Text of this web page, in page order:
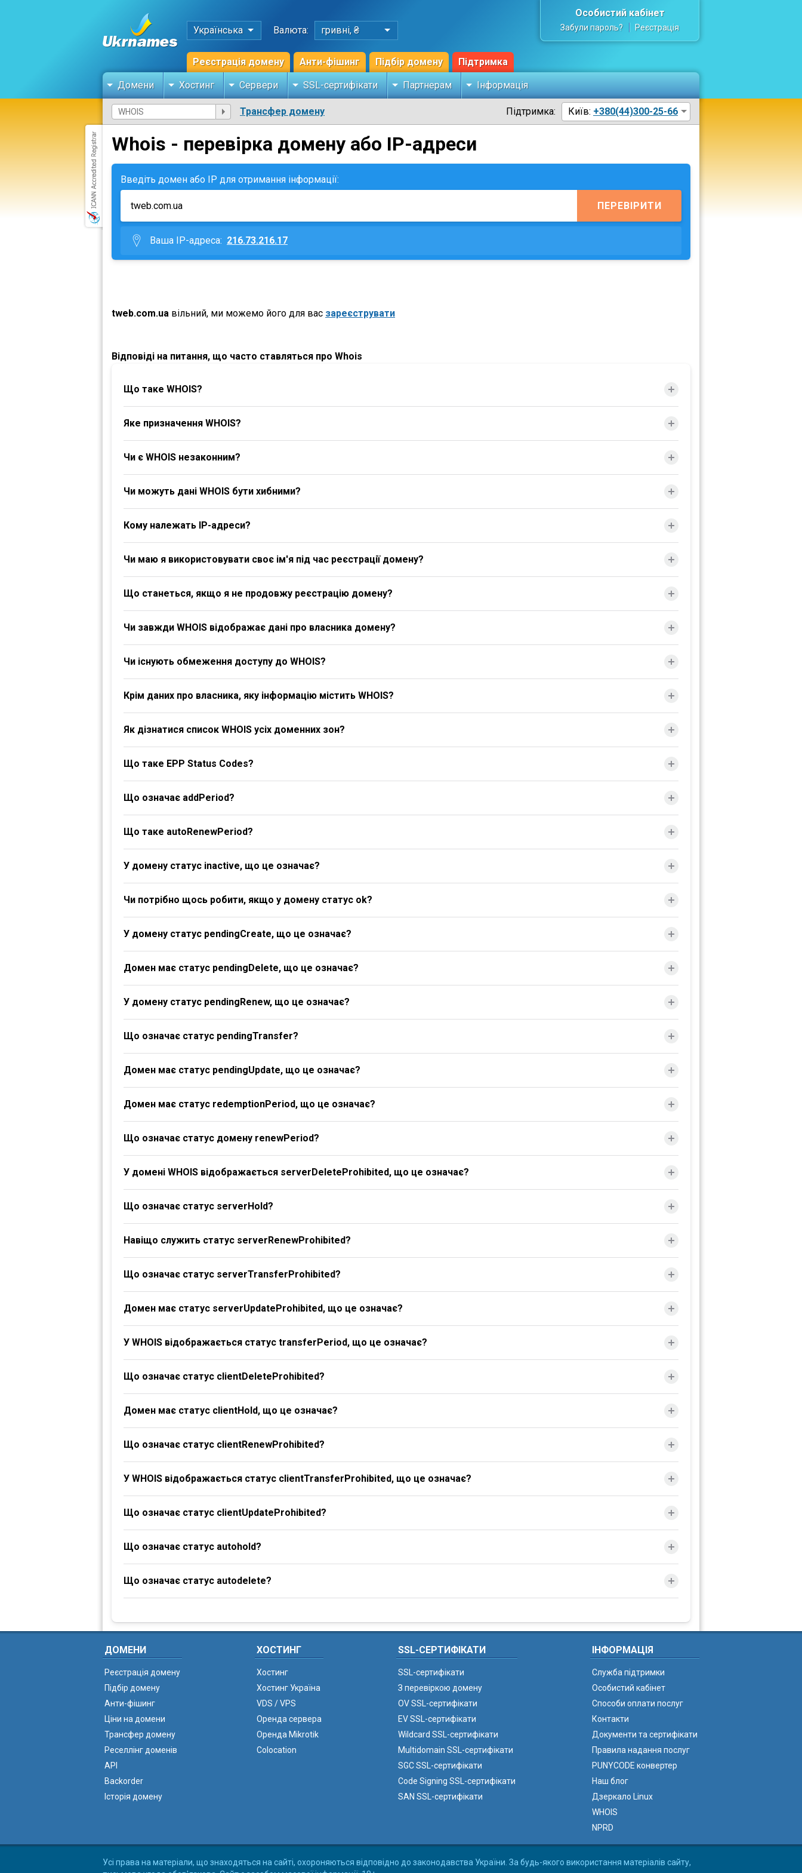
Українська Валюта: гривні, ₴
Реєстрація домену Анти-фішинг Підбір домену Підтримка
Особистий кабінет
Забули пароль? Реєстрація
Домени Хостинг Сервери SSL-сертифікати Партнерам Інформація
Трансфер домену Підтримка: Київ: +380(44)300-25-66
Whois - перевірка домену або IP-адреси
Введіть домен або IP для отримання інформації:
ПЕРЕВІРИТИ
Ваша IP-адреса: 216.73.216.17
tweb.com.ua вільний, ми можемо його для вас зареєструвати
Відповіді на питання, що часто ставляться про Whois
Що таке WHOIS?
Яке призначення WHOIS?
Чи є WHOIS незаконним?
Чи можуть дані WHOIS бути хибними?
Кому належать IP-адреси?
Чи маю я використовувати своє ім'я під час реєстрації домену?
Що станеться, якщо я не продовжу реєстрацію домену?
Чи завжди WHOIS відображає дані про власника домену?
Чи існують обмеження доступу до WHOIS?
Крім даних про власника, яку інформацію містить WHOIS?
Як дізнатися список WHOIS усіх доменних зон?
Що таке EPP Status Codes?
Що означає addPeriod?
Що таке autoRenewPeriod?
У домену статус inactive, що це означає?
Чи потрібно щось робити, якщо у домену статус ok?
У домену статус pendingCreate, що це означає?
Домен має статус pendingDelete, що це означає?
У домену статус pendingRenew, що це означає?
Що означає статус pendingTransfer?
Домен має статус pendingUpdate, що це означає?
Домен має статус redemptionPeriod, що це означає?
Що означає статус домену renewPeriod?
У домені WHOIS відображається serverDeleteProhibited, що це означає?
Що означає статус serverHold?
Навіщо служить статус serverRenewProhibited?
Що означає статус serverTransferProhibited?
Домен має статус serverUpdateProhibited, що це означає?
У WHOIS відображається статус transferPeriod, що це означає?
Що означає статус clientDeleteProhibited?
Домен має статус clientHold, що це означає?
Що означає статус clientRenewProhibited?
У WHOIS відображається статус clientTransferProhibited, що це означає?
Що означає статус clientUpdateProhibited?
Що означає статус autohold?
Що означає статус autodelete?
ДОМЕНИ
Реєстрація домену
Підбір домену
Анти-фішинг
Ціни на домени
Трансфер домену
Реселлінг доменів
API
Backorder
Історія домену
ХОСТИНГ
Хостинг
Хостинг Україна
VDS / VPS
Оренда сервера
Оренда Mikrotik
Colocation
SSL-СЕРТИФІКАТИ
SSL-сертифікати
З перевіркою домену
OV SSL-сертифікати
EV SSL-сертифікати
Wildcard SSL-сертифікати
Multidomain SSL-сертифікати
SGC SSL-сертифікати
Code Signing SSL-сертифікати
SAN SSL-сертифікати
ІНФОРМАЦІЯ
Служба підтримки
Особистий кабінет
Способи оплати послуг
Контакти
Документи та сертифікати
Правила надання послуг
PUNYCODE конвертер
Наш блог
Дзеркало Linux
WHOIS
NPRD
Усі права на матеріали, що знаходяться на сайті, охороняються відповідно до законодавства України. За будь-якого використання матеріалів сайту,